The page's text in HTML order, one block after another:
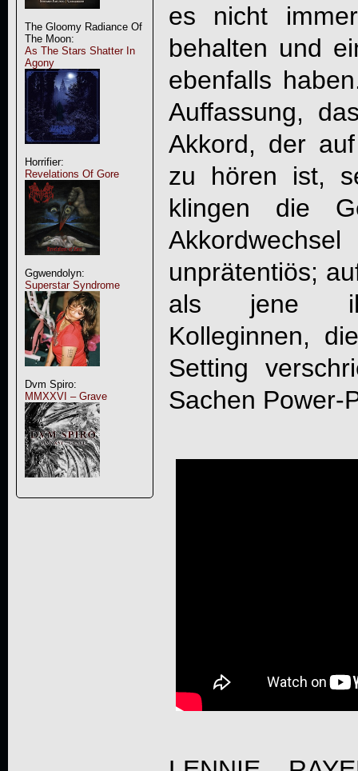
The Gloomy Radiance Of
The Moon:
As The Stars Shatter In
Agony
Horrifier:
Revelations Of Gore
Ggwendolyn:
Superstar Syndrome
Dvm Spiro:
MMXXVI – Grave
es nicht
behalten und
ebenfalls
Auffassung,
Akkord, der
zu hören ist,
klingen die
unprätentiös;
als jene
Kolleginnen,
Setting
Sachen Power-